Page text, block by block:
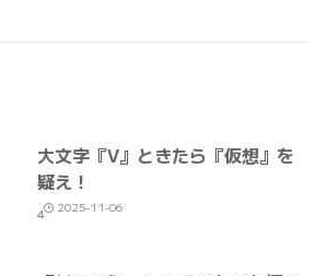
大文字『V』ときたら『仮想』を
疑え！
4 2025-11-06